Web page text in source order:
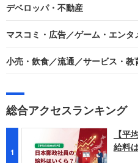
デベロッパ・不動産
マスコミ・広告／ゲーム・エンタ
小売・飲食／流通／サービス・教
総合アクセスランキング
1
【平
給料